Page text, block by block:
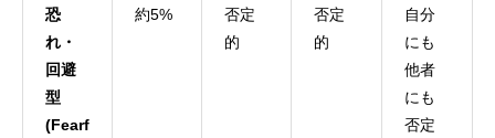
恐
れ・
回避
型
(Fearf
約5%
否定
的
否定
的
自分
にも
他者
にも
否定